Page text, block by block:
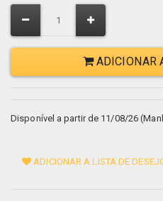
ADICIONAR
Disponível a partir de 11/08/26
ADICIONAR A LISTA DE